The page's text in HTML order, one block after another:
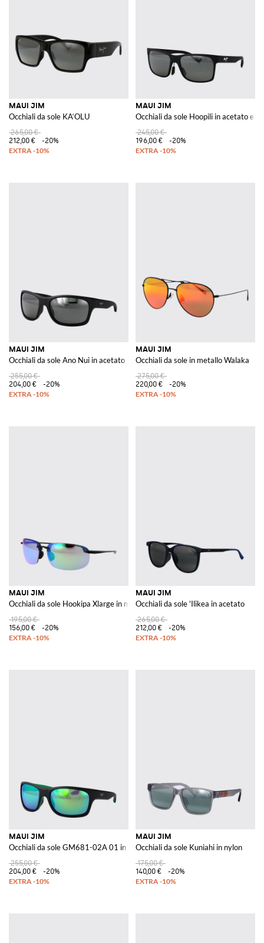
MAUI JIM
Occhiali da sole KA‘OLU
265,00 €
212,00 €
-20%
MAUI JIM
Occhiali da sole Hoopili in acetato e
245,00 €
196,00 €
-20%
MAUI JIM
Occhiali da sole Ano Nui in acetato
255,00 €
204,00 €
-20%
MAUI JIM
Occhiali da sole in metallo Walaka
275,00 €
220,00 €
-20%
MAUI JIM
Occhiali da sole Hookipa Xlarge in metallo
195,00 €
156,00 €
-20%
MAUI JIM
Occhiali da sole 'Ilikea in acetato
265,00 €
212,00 €
-20%
MAUI JIM
Occhiali da sole GM681-02A 01 in acetato
255,00 €
204,00 €
-20%
MAUI JIM
Occhiali da sole Kuniahi in nylon
175,00 €
140,00 €
-20%